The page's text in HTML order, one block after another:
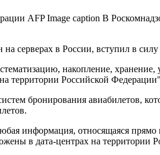
AFP Image caption В
серверах в России, вступил в силу
накопление,
территории Российской
бронирования авиабилетов,
информация, относящаяся
в дата-центрах на территории